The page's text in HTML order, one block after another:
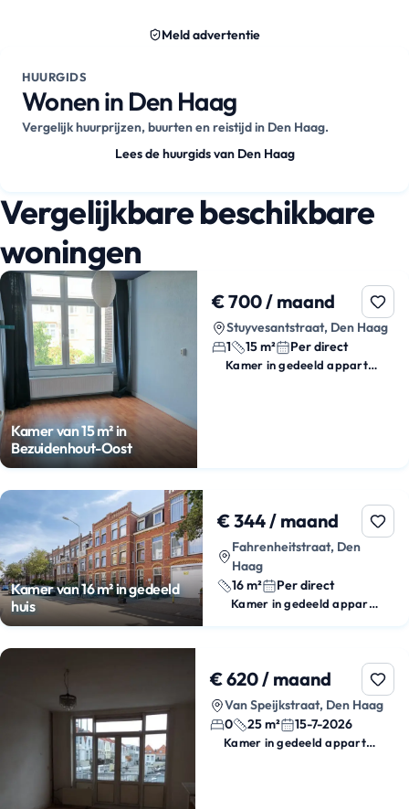
Meld advertentie
HUURGIDS
Wonen in Den Haag
Vergelijk huurprijzen, buurten en reistijd in Den Haag.
Lees de huurgids van Den Haag
Vergelijkbare beschikbare
woningen
Kamer van 15 m² in
Bezuidenhout-Oost
€ 700 / maand
Stuyvesantstraat, Den Haag
1
15 m² Per direct
Kamer in gedeeld appartement
Kamer van 16 m² in gedeeld
huis
€ 344 / maand
Fahrenheitstraat, Den
Haag
16 m²
Per direct
Kamer in gedeeld appartement
€ 620 / maand
Van Speijkstraat, Den Haag
0
25 m² 15-7-2026
Kamer in gedeeld appartement